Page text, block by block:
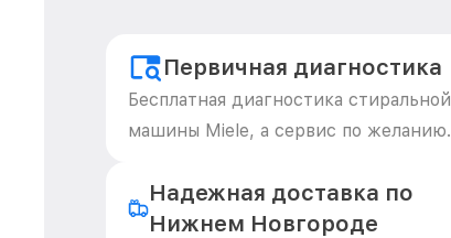
Первичная диагностика
Бесплатная диагностика стиральной
машины Miele, а сервис по желанию.
Надежная доставка по
Нижнем Новгороде